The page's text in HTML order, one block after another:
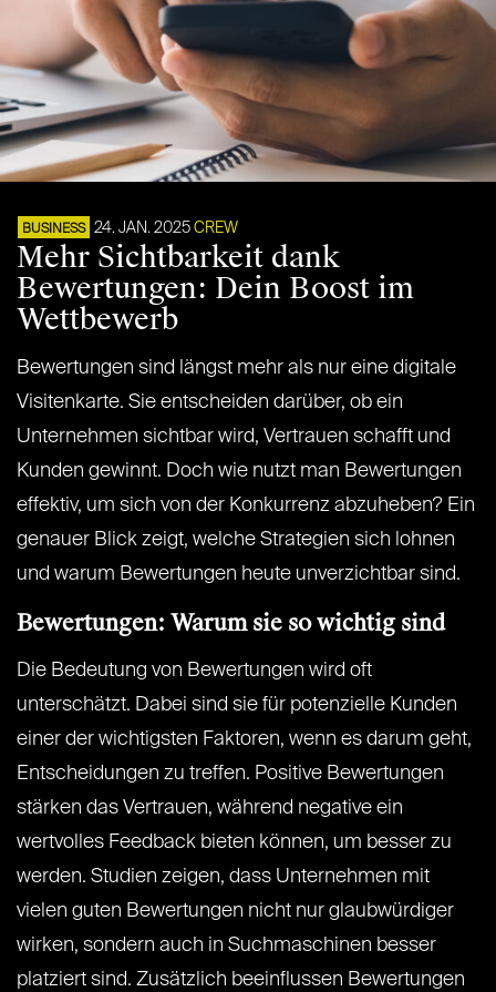
BUSINESS 24. JAN. 2025 CREW
Mehr Sichtbarkeit dank
Bewertungen: Dein Boost im
Wettbewerb
Bewertungen sind längst mehr als nur eine digitale
Visitenkarte. Sie entscheiden darüber, ob ein
Unternehmen sichtbar wird, Vertrauen schafft und
Kunden gewinnt. Doch wie nutzt man Bewertungen
effektiv, um sich von der Konkurrenz abzuheben? Ein
genauer Blick zeigt, welche Strategien sich lohnen
und warum Bewertungen heute unverzichtbar sind.
Bewertungen: Warum sie so wichtig sind
Die Bedeutung von Bewertungen wird oft
unterschätzt. Dabei sind sie für potenzielle Kunden
einer der wichtigsten Faktoren, wenn es darum geht,
Entscheidungen zu treffen. Positive Bewertungen
stärken das Vertrauen, während negative ein
wertvolles Feedback bieten können, um besser zu
werden. Studien zeigen, dass Unternehmen mit
vielen guten Bewertungen nicht nur glaubwürdiger
wirken, sondern auch in Suchmaschinen besser
platziert sind. Zusätzlich beeinflussen Bewertungen